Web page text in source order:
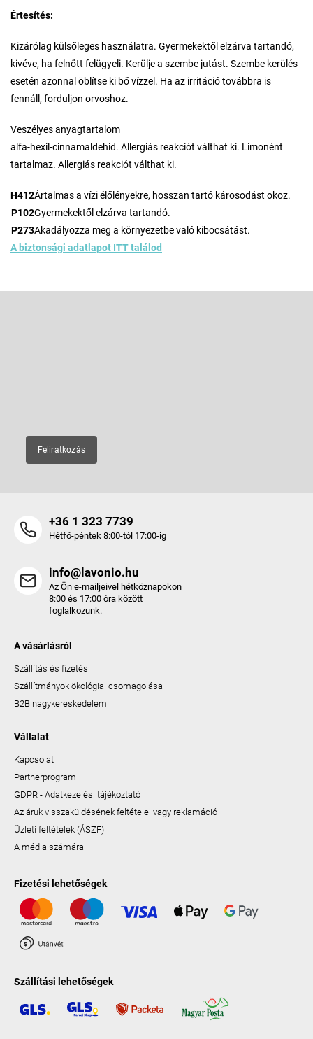
Értesítés:
Kizárólag külsőleges használatra. Gyermekektől elzárva tartandó,
kivéve, ha felnőtt felügyeli. Kerülje a szembe jutást. Szembe kerülés
esetén azonnal öblítse ki bő vízzel. Ha az irritáció továbbra is
fennáll, forduljon orvoshoz.
Veszélyes anyagtartalom
alfa-hexil-cinnamaldehid. Allergiás reakciót válthat ki. Limonént
tartalmaz. Allergiás reakciót válthat ki.
H412Ártalmas a vízi élőlényekre, hosszan tartó károsodást okoz.
P102Gyermekektől elzárva tartandó.
P273Akadályozza meg a környezetbe való kibocsátást.
A biztonsági adatlapot ITT találod
Feliratkozás
+36 1 323 7739
Hétfő-péntek 8:00-tól 17:00-ig
info@lavonio.hu
Az Ön e-mailjeivel hétköznapokon
8:00 és 17:00 óra között
foglalkozunk.
A vásárlásról
Szállítás és fizetés
Szállítmányok ökológiai csomagolása
B2B nagykereskedelem
Vállalat
Kapcsolat
Partnerprogram
GDPR - Adatkezelési tájékoztató
Az áruk visszaküldésének feltételei vagy reklamáció
Üzleti feltételek (ÁSZF)
A média számára
Fizetési lehetőségek
Szállítási lehetőségek